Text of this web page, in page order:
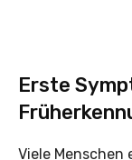
Erste
Viele Menschen